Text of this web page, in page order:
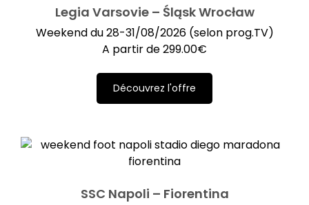
Legia Varsovie – Śląsk Wrocław
Weekend du 28-31/08/2026 (selon prog.TV)
A partir de299.00€
Découvrez l'offre
SSC Napoli – Fiorentina